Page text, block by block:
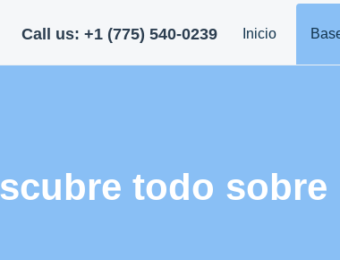
Call us: +1 (775) 540-0239 Inicio
todo sobre